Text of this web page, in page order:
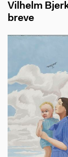
Vilhelm
breve